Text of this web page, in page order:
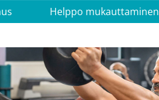
Helppo mukauttaminen